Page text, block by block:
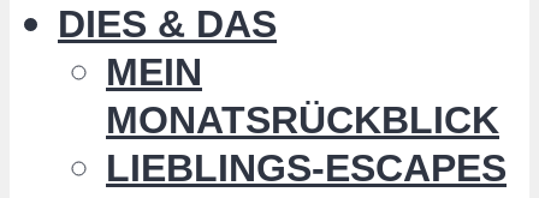
DIES & DAS
MEIN
MONATSRÜCKBLICK
LIEBLINGS-ESCAPES